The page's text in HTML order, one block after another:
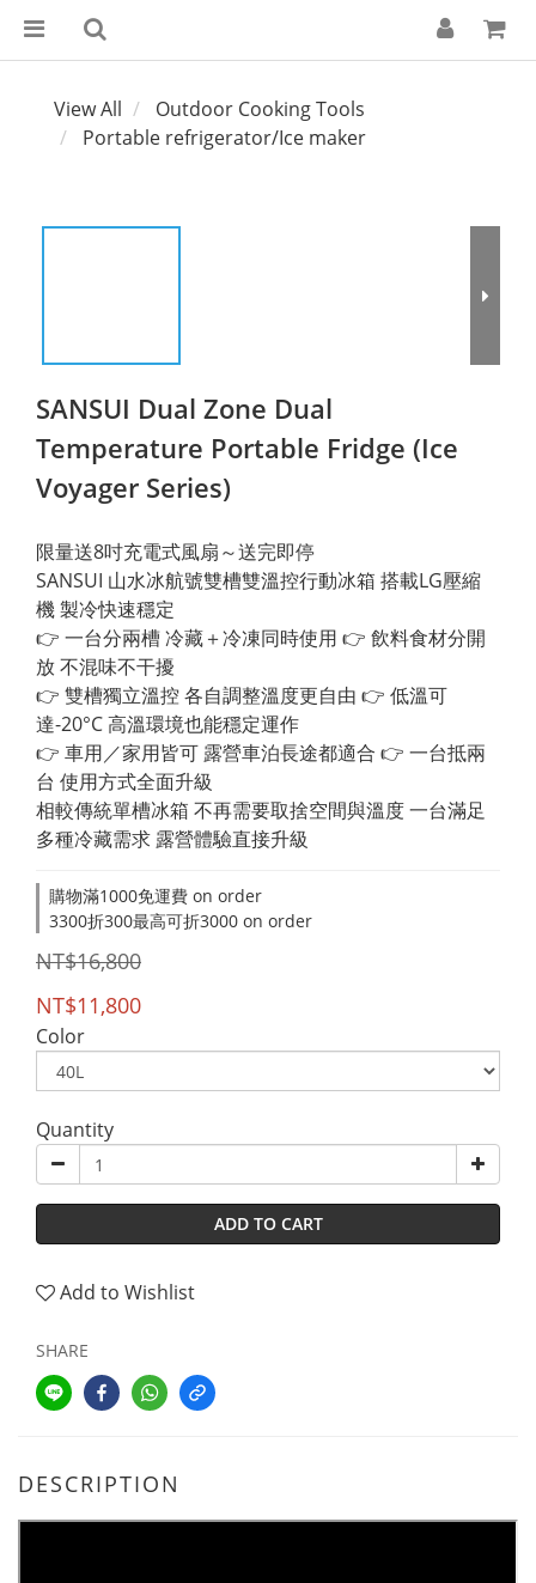
View All
Outdoor Cooking Tools
Portable refrigerator/Ice maker
SANSUI Dual Zone Dual
Temperature Portable Fridge (Ice
Voyager Series)
限量送8吋充電式風扇～送完即停
SANSUI 山水冰航號雙槽雙溫控行動冰箱 搭載LG壓縮
機 製冷快速穩定
👉 一台分兩槽 冷藏＋冷凍同時使用 👉 飲料食材分開
放 不混味不干擾
👉 雙槽獨立溫控 各自調整溫度更自由 👉 低溫可
達-20°C 高溫環境也能穩定運作
👉 車用／家用皆可 露營車泊長途都適合 👉 一台抵兩
台 使用方式全面升級
相較傳統單槽冰箱 不再需要取捨空間與溫度 一台滿足
多種冷藏需求 露營體驗直接升級
購物滿1000免運費 on order
3300折300最高可折3000 on order
NT$16,800
NT$11,800
Color
Quantity
ADD TO CART
Add to Wishlist
SHARE
DESCRIPTION